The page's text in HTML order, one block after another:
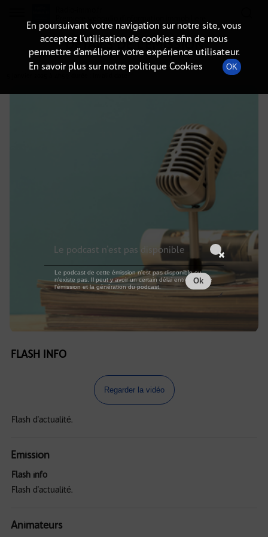
DÉTAILS DE L'ÉMISSION
FLASH INFO
Regarder la vidéo
Flash d'actualité.
Emission
Flash info
Flash d'actualité.
Animateurs
En poursuivant votre navigation sur notre site, vous
acceptez l’utilisation de cookies afin de nous
permettre d’améliorer votre expérience utilisateur.
En savoir plus sur notre politique Cookies
OK
Le podcast n'est pas disponible
Le podcast de cette émission n'est pas disponible ou
n'existe pas. Il peut y avoir un certain délai entre la fin de
l'émission et la génération du podcast.
Ok